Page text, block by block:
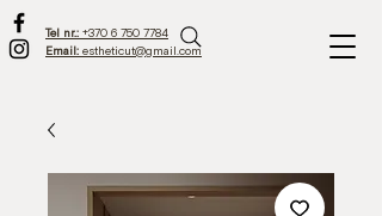
Tel nr.: +370 6 750 7784
Email: estheticut@gmail.com